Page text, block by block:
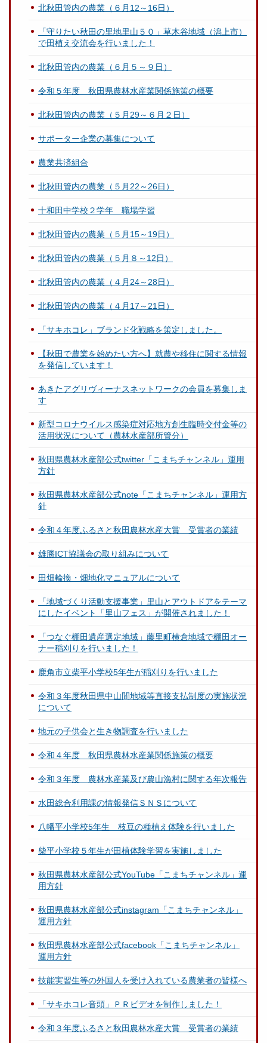
北秋田管内の農業（６月12～16日）
「守りたい秋田の里地里山５０」草木谷地域（潟上市）
で田植え交流会を行いました！
北秋田管内の農業（６月５～９日）
令和５年度 秋田県農林水産業関係施策の概要
北秋田管内の農業（５月29～６月２日）
サポーター企業の募集について
農業共済組合
北秋田管内の農業（５月22～26日）
十和田中学校２学年 職場学習
北秋田管内の農業（５月15～19日）
北秋田管内の農業（５月８～12日）
北秋田管内の農業（４月24～28日）
北秋田管内の農業（４月17～21日）
「サキホコレ」ブランド化戦略を策定しました。
【秋田で農業を始めたい方へ】就農や移住に関する情報
を発信しています！
あきたアグリヴィーナスネットワークの会員を募集しま
す
新型コロナウイルス感染症対応地方創生臨時交付金等の
活用状況について（農林水産部所管分）
秋田県農林水産部公式twitter「こまちチャンネル」運用
方針
秋田県農林水産部公式note「こまちチャンネル」運用方
針
令和４年度ふるさと秋田農林水産大賞 受賞者の業績
雄勝ICT協議会の取り組みについて
田畑輪換・畑地化マニュアルについて
「地域づくり活動支援事業」里山とアウトドアをテーマ
にしたイベント「里山フェス」が開催されました！
「つなぐ棚田遺産選定地域」藤里町横倉地域で棚田オー
ナー稲刈りを行いました！
鹿角市立柴平小学校5年生が稲刈りを行いました
令和３年度秋田県中山間地域等直接支払制度の実施状況
について
地元の子供会と生き物調査を行いました
令和４年度 秋田県農林水産業関係施策の概要
令和３年度 農林水産業及び農山漁村に関する年次報告
水田総合利用課の情報発信ＳＮＳについて
八幡平小学校5年生 枝豆の種植え体験を行いました
柴平小学校５年生が田植体験学習を実施しました
秋田県農林水産部公式YouTube「こまちチャンネル」運
用方針
秋田県農林水産部公式instagram「こまちチャンネル」
運用方針
秋田県農林水産部公式facebook「こまちチャンネル」
運用方針
技能実習生等の外国人を受け入れている農業者の皆様へ
「サキホコレ音頭」ＰＲビデオを制作しました！
令和３年度ふるさと秋田農林水産大賞 受賞者の業績